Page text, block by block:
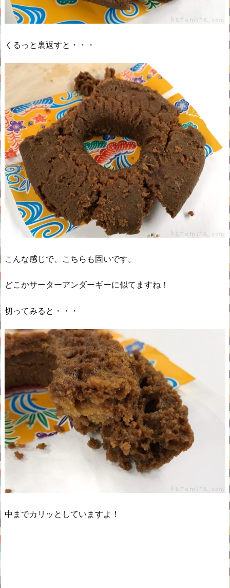
くるっと裏返すと・・・
こんな感じで、こちらも固いです。
どこかサーターアンダーギーに似てますね！
切ってみると・・・
中までカリッとしていますよ！